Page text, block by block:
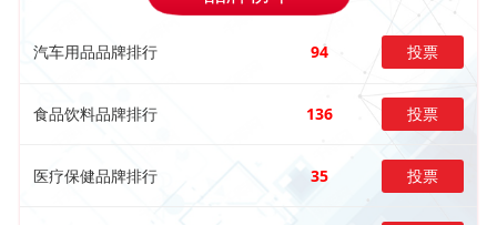
汽车用品品牌排行 94 投票
食品饮料品牌排行 136 投票
医疗保健品牌排行 35 投票